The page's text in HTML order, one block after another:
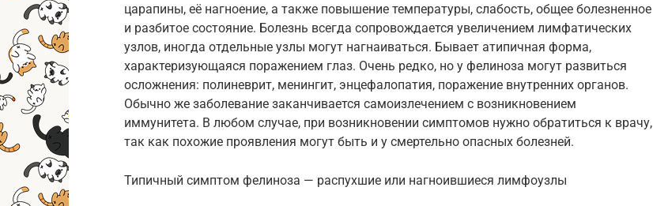
царапины, её нагноение, а также повышение температуры, слабость, общее болезненное
и разбитое состояние. Болезнь всегда сопровождается увеличением лимфатических
узлов, иногда отдельные узлы могут нагнаиваться. Бывает атипичная форма,
характеризующаяся поражением глаз. Очень редко, но у фелиноза могут развиться
осложнения: полиневрит, менингит, энцефалопатия, поражение внутренних органов.
Обычно же заболевание заканчивается самоизлечением с возникновением
иммунитета. В любом случае, при возникновении симптомов нужно обратиться к врачу,
так как похожие проявления могут быть и у смертельно опасных болезней.
Типичный симптом фелиноза — распухшие или нагноившиеся лимфоузлы